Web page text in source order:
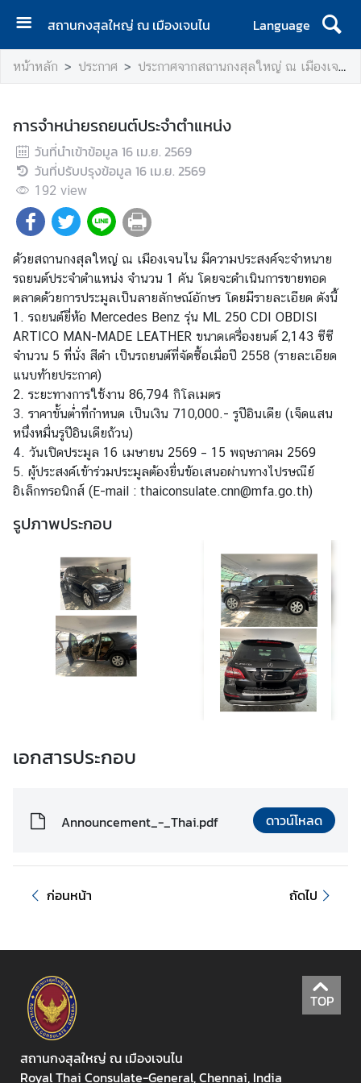
สถานกงสุลใหญ่ ณ เมืองเจนไน
Language
ห
น้
แ
ร
ก
เ
ย
กั
บ
เ
ร
า
ข่
า
ว
แ
ล
ะ
จ
ค
น
ท
ย
ก
ก
ง
สุ
ล
ก
หน้าหลัก ประกาศ ประกาศจากสถานกงสุลใหญ่ ณ เมืองเจนไน
การจำหน่ายรถยนต์ประจำตำแหน่ง
วันที่นำเข้าข้อมูล 16 เม.ย. 2569
วันที่ปรับปรุงข้อมูล 16 เม.ย. 2569
192 view
ด้วยสถานกงสุลใหญ่ ณ เมืองเจนไน มีความประสงค์จะจำหนาย
รถยนต์ประจำตำแหน่ง จำนวน 1 คัน โดยจะดำเนินการขายทอด
ตลาดด้วยการประมูลเป็นลายลักษณ์อักษร โดยมีรายละเอียด ดังนี้
1. รถยนต์ยี่ห้อ Mercedes Benz รุ่น ML 250 CDI OBDISI
ARTICO MAN-MADE LEATHER ขนาดเครื่องยนต์ 2,143 ซีซี
จำนวน 5 ที่นั่ง สีดำ เป็นรถยนต์ที่จัดซื้อเมื่อปี 2558 (รายละเอียด
แนบท้ายประกาศ)
2. ระยะทางการใช้งาน 86,794 กิโลเมตร
3. ราคาขั้นต่ำที่กำหนด เป็นเงิน 710,000.- รูปีอินเดีย (เจ็ดแสน
หนึ่งหมื่นรูปีอินเดียถ้วน)
4. วันเปิดประมูล 16 เมษายน 2569 – 15 พฤษภาคม 2569
5. ผู้ประสงค์เข้าร่วมประมูลต้องยื่นข้อเสนอผ่านทางไปรษณีย์
อิเล็กทรอนิกส์ (E-mail : thaiconsulate.cnn@mfa.go.th)
รูปภาพประกอบ
เอกสารประกอบ
Announcement_-_Thai.pdf ดาวน์โหลด
ก่อนหน้า ถัดไป
TOP
สถานกงสุลใหญ่ ณ เมืองเจนไน
Royal Thai Consulate-General, Chennai, India